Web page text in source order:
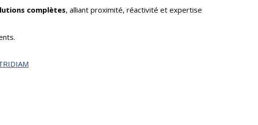
complètes, alliant proximité, réactivité et expertise